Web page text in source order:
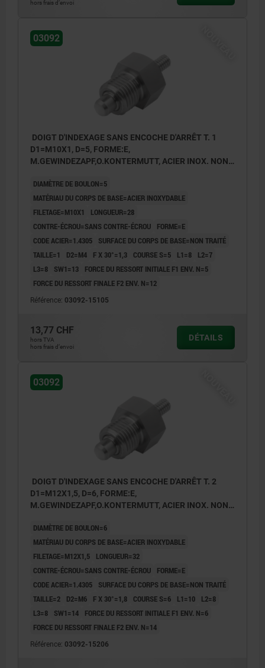
hors frais d’envoi
03092
DOIGT D'INDEXAGE SANS ENCOCHE D'ARRÊT T. 1
D1=M10X1, D=5, FORME:E,
M.GEWINDEZAPF,O.KONTERMUTT, ACIER INOX. NON
DIAMÈTRE DE BOULON=5
MATÉRIAU DU CORPS DE BASE=ACIER INOXYDABLE
FILETAGE=M10X1
LONGUEUR=28
CONTRE-ÉCROU=SANS CONTRE-ÉCROU
FORME=E
CODE ACIER=1.4305
SURFACE DU CORPS DE BASE=NON TRAITÉ
TAILLE=1
D2=M4 F X 30°=1,3 COURSE S=5 L1=8
L2=7
L3=8
SW1=13
FORCE DU RESSORT INITIALE F1 ENV. N=5
FORCE DU RESSORT FINALE F2 ENV. N=12
Référence: 03092-15105
13,77 CHF
hors TVA
hors frais d’envoi
DÉTAILS
03092
DOIGT D'INDEXAGE SANS ENCOCHE D'ARRÊT T. 2
D1=M12X1,5, D=6, FORME:E,
M.GEWINDEZAPF,O.KONTERMUTT, ACIER INOX. NON
DIAMÈTRE DE BOULON=6
MATÉRIAU DU CORPS DE BASE=ACIER INOXYDABLE
FILETAGE=M12X1,5
LONGUEUR=32
CONTRE-ÉCROU=SANS CONTRE-ÉCROU
FORME=E
CODE ACIER=1.4305
SURFACE DU CORPS DE BASE=NON TRAITÉ
TAILLE=2
D2=M6 F X 30°=1,8 COURSE S=6 L1=10
L2=8
L3=8
SW1=14
FORCE DU RESSORT INITIALE F1 ENV. N=6
FORCE DU RESSORT FINALE F2 ENV. N=14
Référence: 03092-15206